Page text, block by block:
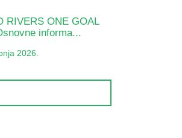
RIVERS ONE GOAL
informa...
2026.